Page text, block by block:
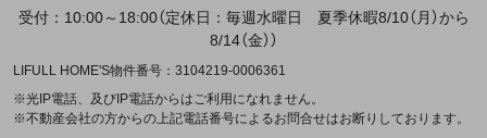
受付：10:00～18:00（定休日：毎週水曜日 夏季休暇8/10（月）から
8/14（金））
LIFULL HOME'S物件番号：3104219-0006361
※光IP電話、及びIP電話からはご利用になれません。
※不動産会社の方からの上記電話番号によるお問合せはお断りしております。